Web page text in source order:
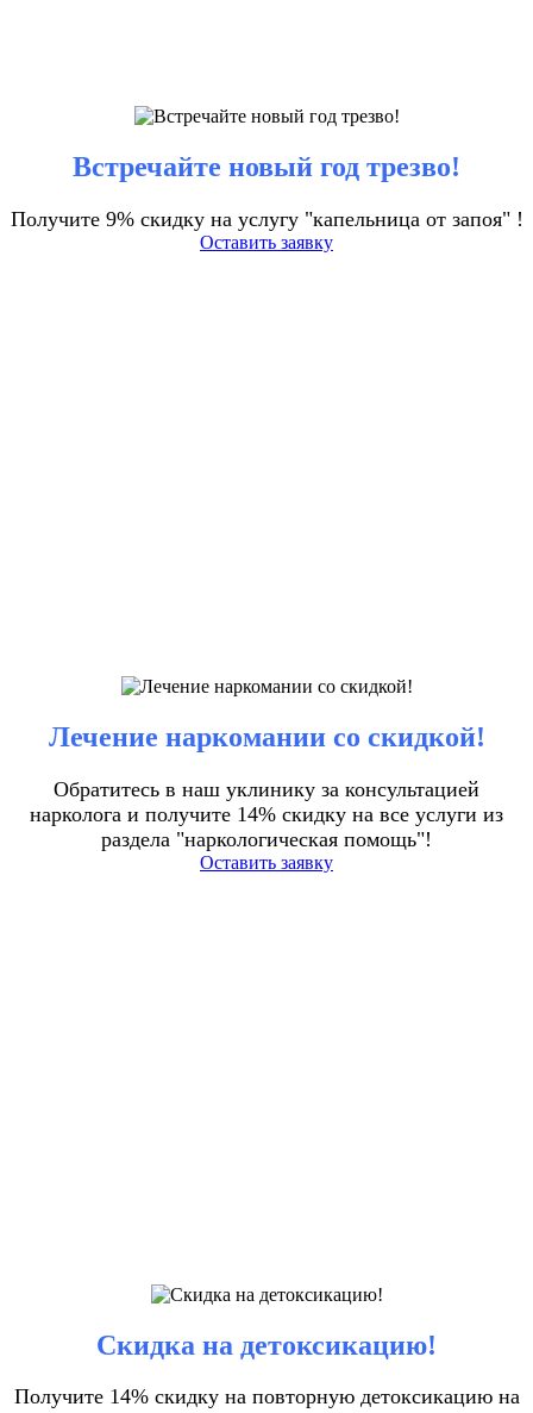
Встречайте новый год трезво!
Получите 9% скидку на услугу "капельница от запоя" !
Оставить заявку
Лечение наркомании со скидкой!
Обратитесь в наш уклинику за консультацией
нарколога и получите 14% скидку на все услуги из
раздела "наркологическая помощь"!
Оставить заявку
Скидка на детоксикацию!
Получите 14% скидку на повторную детоксикацию на